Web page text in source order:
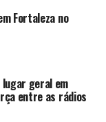
Fortaleza no
lugar geral em
entre as rádios